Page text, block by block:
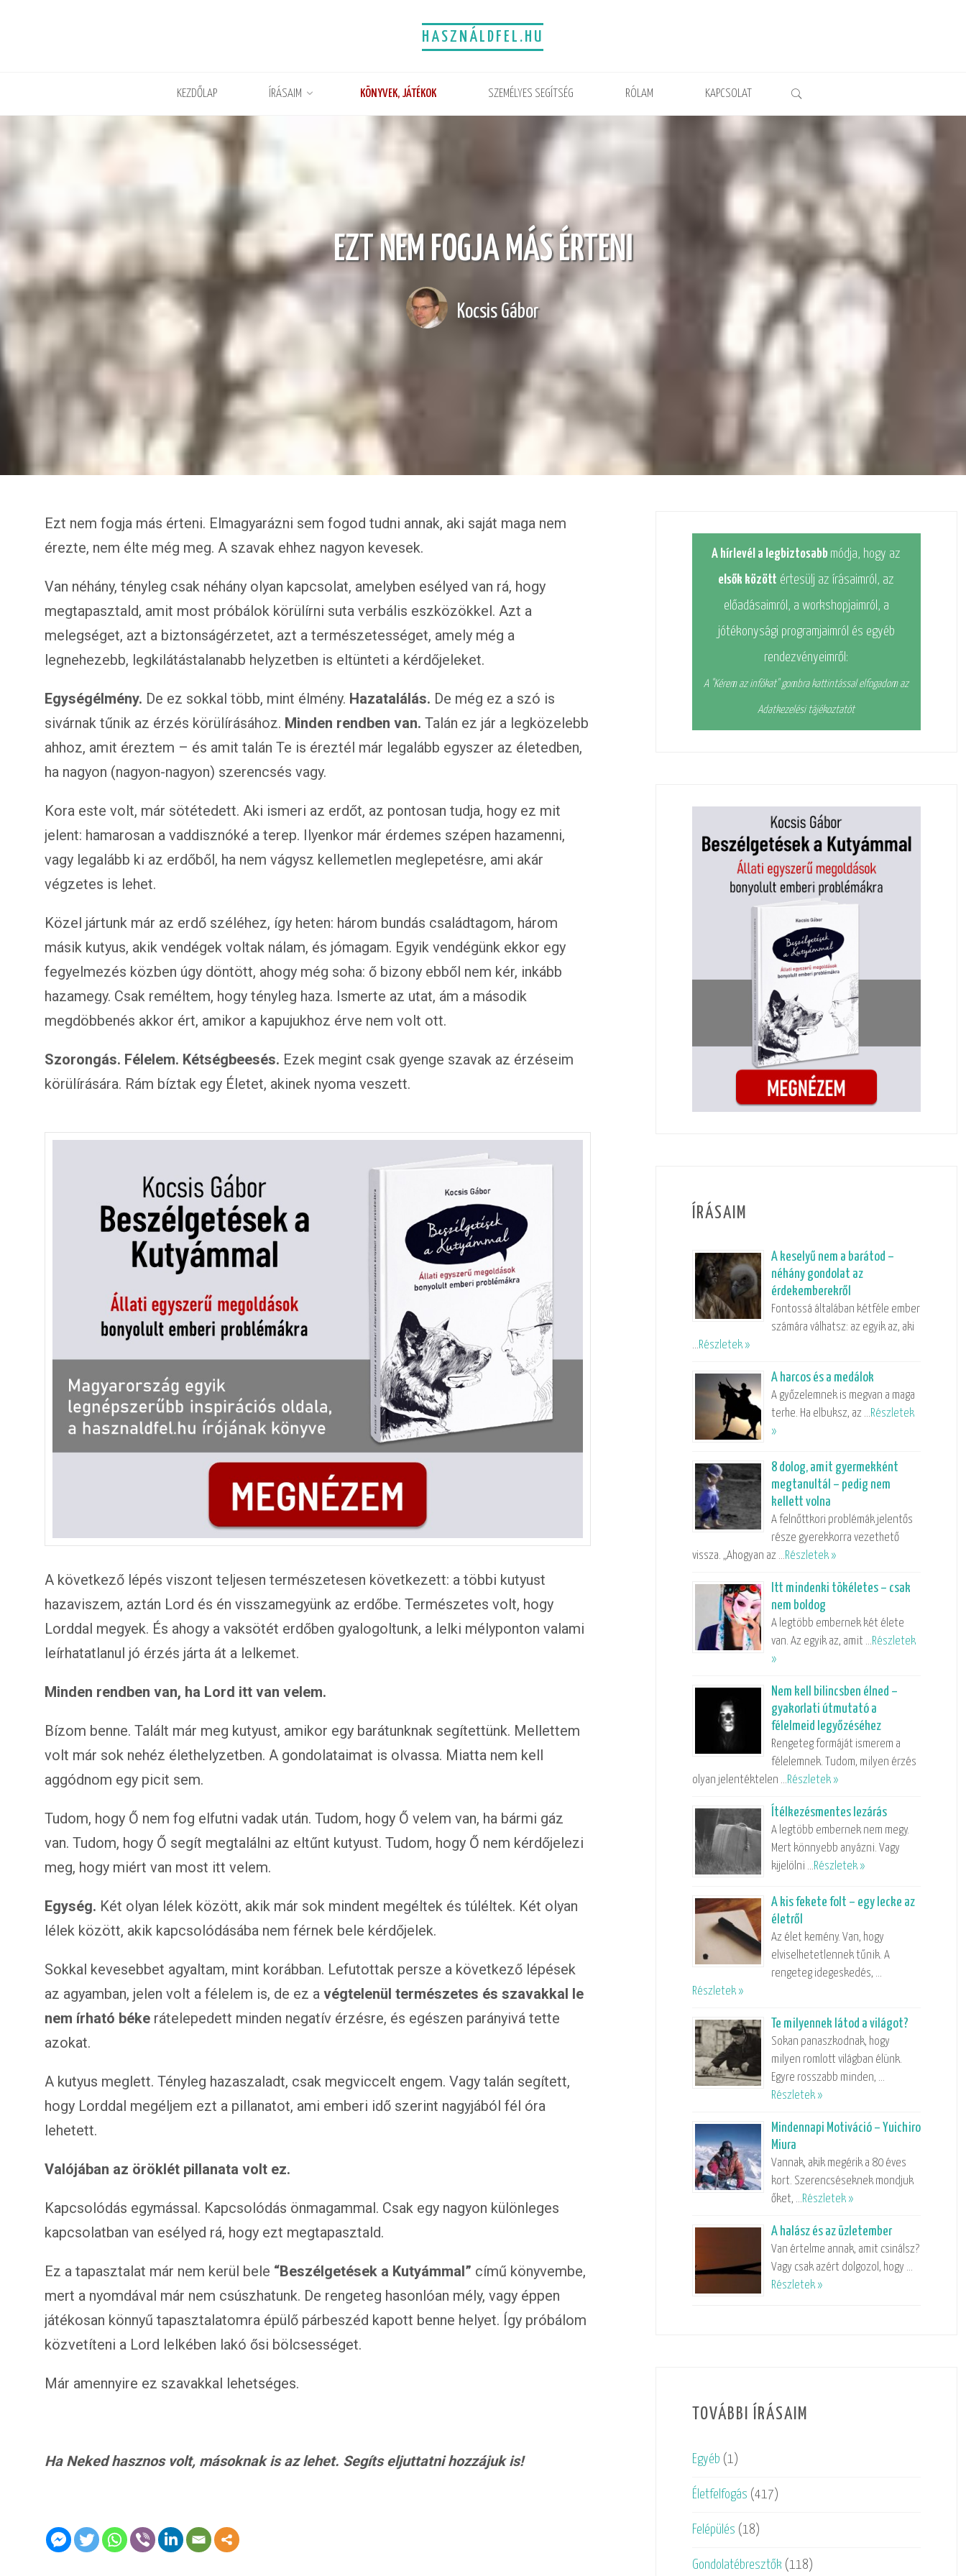
HASZNÁLDFEL.HU
KEZDŐLAP ÍRÁSAIM KÖNYVEK, JÁTÉKOK SZEMÉLYES SEGÍTSÉG RÓLAM KAPCSOLAT
EZT NEM FOGJA MÁS ÉRTENI
Kocsis Gábor
Ezt nem fogja más érteni. Elmagyarázni sem fogod tudni annak, aki saját maga nem
érezte, nem élte még meg. A szavak ehhez nagyon kevesek.
Van néhány, tényleg csak néhány olyan kapcsolat, amelyben esélyed van rá, hogy
megtapasztald, amit most próbálok körülírni suta verbális eszközökkel. Azt a
melegséget, azt a biztonságérzetet, azt a természetességet, amely még a
legnehezebb, legkilátástalanabb helyzetben is eltünteti a kérdőjeleket.
Egységélmény. De ez sokkal több, mint élmény. Hazatalálás. De még ez a szó is
sivárnak tűnik az érzés körülírásához. Minden rendben van. Talán ez jár a legközelebb
ahhoz, amit éreztem – és amit talán Te is éreztél már legalább egyszer az életedben,
ha nagyon (nagyon-nagyon) szerencsés vagy.
Kora este volt, már sötétedett. Aki ismeri az erdőt, az pontosan tudja, hogy ez mit
jelent: hamarosan a vaddisznóké a terep. Ilyenkor már érdemes szépen hazamenni,
vagy legalább ki az erdőből, ha nem vágysz kellemetlen meglepetésre, ami akár
végzetes is lehet.
Közel jártunk már az erdő széléhez, így heten: három bundás családtagom, három
másik kutyus, akik vendégek voltak nálam, és jómagam. Egyik vendégünk ekkor egy
fegyelmezés közben úgy döntött, ahogy még soha: ő bizony ebből nem kér, inkább
hazamegy. Csak reméltem, hogy tényleg haza. Ismerte az utat, ám a második
megdöbbenés akkor ért, amikor a kapujukhoz érve nem volt ott.
Szorongás. Félelem. Kétségbeesés. Ezek megint csak gyenge szavak az érzéseim
körülírására. Rám bíztak egy Életet, akinek nyoma veszett.
A következő lépés viszont teljesen természetesen következett: a többi kutyust
hazaviszem, aztán Lord és én visszamegyünk az erdőbe. Természetes volt, hogy
Lorddal megyek. És ahogy a vaksötét erdőben gyalogoltunk, a lelki mélyponton valami
leírhatatlanul jó érzés járta át a lelkemet.
Minden rendben van, ha Lord itt van velem.
Bízom benne. Talált már meg kutyust, amikor egy barátunknak segítettünk. Mellettem
volt már sok nehéz élethelyzetben. A gondolataimat is olvassa. Miatta nem kell
aggódnom egy picit sem.
Tudom, hogy Ő nem fog elfutni vadak után. Tudom, hogy Ő velem van, ha bármi gáz
van. Tudom, hogy Ő segít megtalálni az eltűnt kutyust. Tudom, hogy Ő nem kérdőjelezi
meg, hogy miért van most itt velem.
Egység. Két olyan lélek között, akik már sok mindent megéltek és túléltek. Két olyan
lélek között, akik kapcsolódásába nem férnek bele kérdőjelek.
Sokkal kevesebbet agyaltam, mint korábban. Lefutottak persze a következő lépések
az agyamban, jelen volt a félelem is, de ez a végtelenül természetes és szavakkal le
nem írható béke rátelepedett minden negatív érzésre, és egészen parányivá tette
azokat.
A kutyus meglett. Tényleg hazaszaladt, csak megviccelt engem. Vagy talán segített,
hogy Lorddal megéljem ezt a pillanatot, ami emberi idő szerint nagyjából fél óra
lehetett.
Valójában az öröklét pillanata volt ez.
Kapcsolódás egymással. Kapcsolódás önmagammal. Csak egy nagyon különleges
kapcsolatban van esélyed rá, hogy ezt megtapasztald.
Ez a tapasztalat már nem kerül bele “Beszélgetések a Kutyámmal” című könyvembe,
mert a nyomdával már nem csúszhatunk. De rengeteg hasonlóan mély, vagy éppen
játékosan könnyű tapasztalatomra épülő párbeszéd kapott benne helyet. Így próbálom
közvetíteni a Lord lelkében lakó ősi bölcsességet.
Már amennyire ez szavakkal lehetséges.
Ha Neked hasznos volt, másoknak is az lehet. Segíts eljuttatni hozzájuk is!
A hírlevél a legbiztosabb módja, hogy az
elsők között értesülj az írásaimról, az
előadásaimról, a workshopjaimról, a
jótékonysági programjaimról és egyéb
rendezvényeimről:
A "Kérem az infókat" gombra kattintással elfogadom az
Adatkezelési tájékoztatót
ÍRÁSAIM
A keselyű nem a barátod –
néhány gondolat az
érdekemberekről
Fontossá általában kétféle ember
számára válhatsz: az egyik az, aki
…Részletek »
A harcos és a medálok
A győzelemnek is megvan a maga
terhe. Ha elbuksz, az …Részletek
»
8 dolog, amit gyermekként
megtanultál – pedig nem
kellett volna
A felnőttkori problémák jelentős
része gyerekkorra vezethető
vissza. „Ahogyan az …Részletek »
Itt mindenki tökéletes – csak
nem boldog
A legtöbb embernek két élete
van. Az egyik az, amit …Részletek
»
Nem kell bilincsben élned –
gyakorlati útmutató a
félelmeid legyőzéséhez
Rengeteg formáját ismerem a
félelemnek. Tudom, milyen érzés
olyan jelentéktelen …Részletek »
Ítélkezésmentes lezárás
A legtöbb embernek nem megy.
Mert könnyebb anyázni. Vagy
kijelölni …Részletek »
A kis fekete folt – egy lecke az
életről
Az élet kemény. Van, hogy
elviselhetetlennek tűnik. A
rengeteg idegeskedés, …
Részletek »
Te milyennek látod a világot?
Sokan panaszkodnak, hogy
milyen romlott világban élünk.
Egyre rosszabb minden, …
Részletek »
Mindennapi Motiváció – Yuichiro
Miura
Vannak, akik megérik a 80 éves
kort. Szerencséseknek mondjuk
őket, …Részletek »
A halász és az üzletember
Van értelme annak, amit csinálsz?
Vagy csak azért dolgozol, hogy …
Részletek »
TOVÁBBI ÍRÁSAIM
Egyéb (1)
Életfelfogás (417)
Felépülés (18)
Gondolatébresztők (118)